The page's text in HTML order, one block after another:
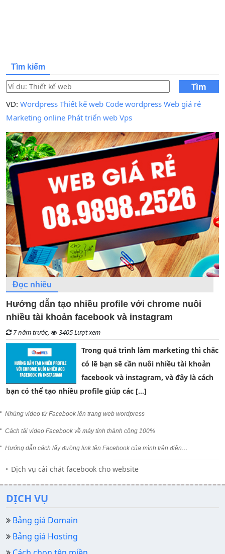
Tìm kiếm
Tìm
kiếm
VD: Wordpress Thiết kế web Code wordpress Web giá rẻ
Marketing online Phát triển web Vps
Đọc nhiều
Hướng dẫn tạo nhiều profile với chrome nuôi
nhiều tài khoản facebook và instagram
7 năm trước, 3405 Lượt xem
Trong quá trình làm marketing thì chắc
có lẽ bạn sẽ cần nuôi nhiều tài khoản
facebook và instagram, và đây là cách
bạn có thể tạo nhiều profile giúp các […]
Nhúng video từ Facebook lên trang web wordpress
Cách tải video Facebook về máy tính thành công 100%
Hướng dẫn cách lấy đường link tên Facebook của mình trên điện…
Dịch vụ cài chát facebook cho website
DỊCH VỤ
Bảng giá Domain
Bảng giá Hosting